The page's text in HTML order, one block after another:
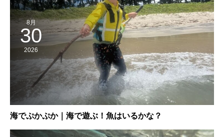
8月
30
2026
海でぷかぷか｜海で遊ぶ！魚はいるかな？